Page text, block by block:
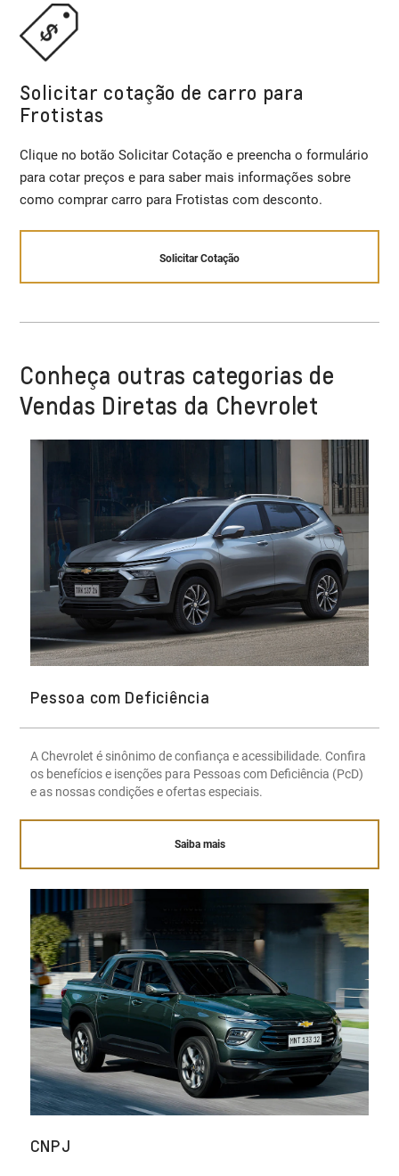
Solicitar cotação de carro para
Frotistas
Clique no botão Solicitar Cotação e preencha o formulário
para cotar preços e para saber mais informações sobre
como comprar carro para Frotistas com desconto.
Solicitar Cotação
Conheça outras categorias de
Vendas Diretas da Chevrolet
Pessoa com Deficiência
A Chevrolet é sinônimo de confiança e acessibilidade. Confira
os benefícios e isenções para Pessoas com Deficiência (PcD)
e as nossas condições e ofertas especiais.
Saiba mais
CNPJ